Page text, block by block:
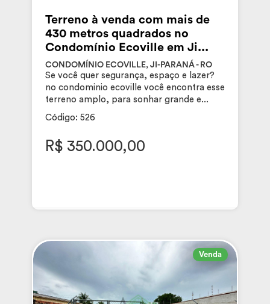
Terreno à venda com mais de
430 metros quadrados no
Condomínio Ecoville em Ji...
CONDOMÍNIO ECOVILLE, JI-PARANÁ - RO
Se você quer segurança, espaço e lazer?
no condominio ecoville você encontra esse
terreno amplo, para sonhar grande e...
Código: 526
R$ 350.000,00
Venda